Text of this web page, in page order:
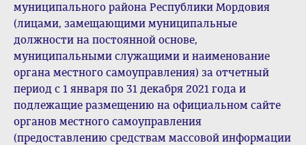
муниципального района Республики Мордовия
(лицами, замещающими муниципальные
должности на постоянной основе,
муниципальными служащими и наименование
органа местного самоуправления) за отчетный
период с 1 января по 31 декабря 2021 года и
подлежащие размещению на официальном сайте
органов местного самоуправления
(предоставлению средствам массовой информации